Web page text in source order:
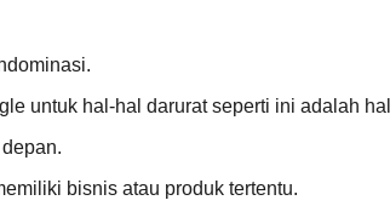
untuk hal-hal darurat seperti ini adalah
bisnis atau produk tertentu.